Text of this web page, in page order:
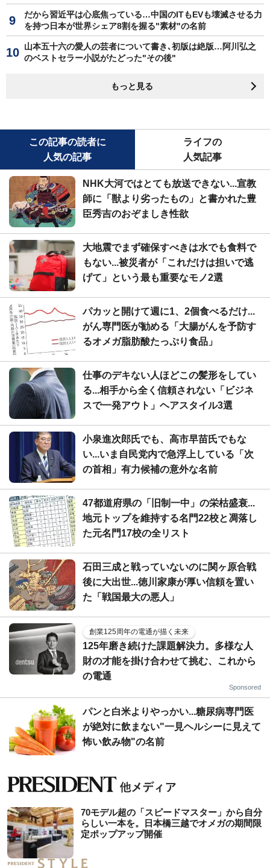
だから習近平は心底焦っている…中国のITもEVも壊滅させる力
を持つ日本が世界シェア8割を握る"素材"の名前
山本五十六の愛人の芸者について書き､初版は絶版…阿川弘之
のベストセラー小説がたどった"その後"
もっと見る
この記事の読者に
人気の記事
ライフの
人気記事
NHK大河ではとても放送できない...宣教
師に「獣より劣ったもの」と書かれた豊
臣秀吉のおぞましき性欲
大地震でまず確保すべきは水でも食料で
もない...被災者が「これだけは担いで逃
げて」という最も重要なモノ2選
パカッと開けて週に1、2個食べるだけ...
がん専門医が勧める「大腸がんを予防す
るオメガ脂肪酸たっぷり食品」
仕事のデキない人ほどこの髪形をしてい
る...相手から全く信頼されない「ビジネ
スで一発アウト」ヘアスタイル3選
小泉進次郎氏でも、高市早苗氏でもな
い...いま自民党内で急浮上している「次
の首相」有力候補の意外な名前
47都道府県の「旧制一中」の栄枯盛衰...
地元トップを維持する名門22校と凋落し
た元名門17校の全リスト
石田三成と戦っていないのに関ヶ原合戦
後に大出世...徳川家康が厚い信頼を置い
た「戦国最大の悪人」
創業125周年の電通が描く未来
125年磨き続けた課題解決力。多様な人
財の才能を掛け合わせて挑む、これから
の電通
Sponsored
パンと白米よりやっかい...糖尿病専門医
が絶対に飲まない"一見ヘルシーに見えて
怖い飲み物"の名前
70モデル超の「スピードマスター」から自分
らしい一本を。日本橋三越でオメガの期間限
定ポップアップ開催